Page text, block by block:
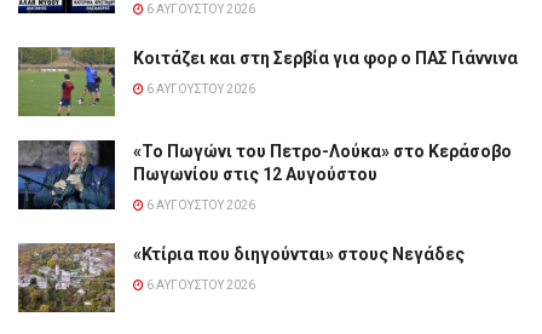
6 ΑΥΓΟΎΣΤΟΥ 2026
Κοιτάζει και στη Σερβία για φορ ο ΠΑΣ Γιάννινα
6 ΑΥΓΟΎΣΤΟΥ 2026
«Το Πωγώνι του Πετρο-Λούκα» στο Κεράσοβο
Πωγωνίου στις 12 Αυγούστου
6 ΑΥΓΟΎΣΤΟΥ 2026
«Κτίρια που διηγούνται» στους Νεγάδες
6 ΑΥΓΟΎΣΤΟΥ 2026